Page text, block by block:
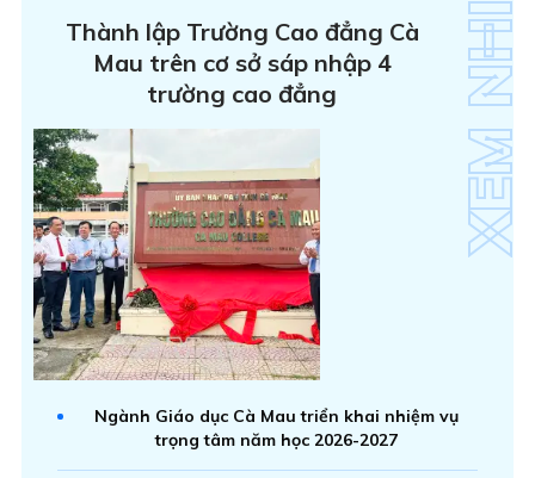
Thành lập Trường Cao đẳng Cà
Mau trên cơ sở sáp nhập 4
trường cao đẳng
Ngành Giáo dục Cà Mau triển khai nhiệm vụ
trọng tâm năm học 2026-2027